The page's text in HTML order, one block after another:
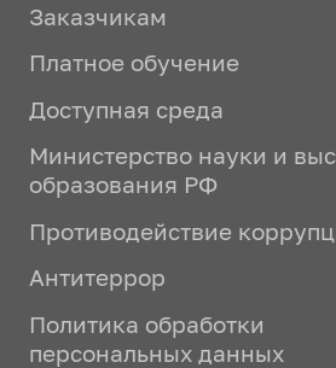
Заказчикам
Платное обучение
Доступная среда
Министерство науки и
образования РФ
Противодействие
Антитеррор
Политика обработки
персональных данных